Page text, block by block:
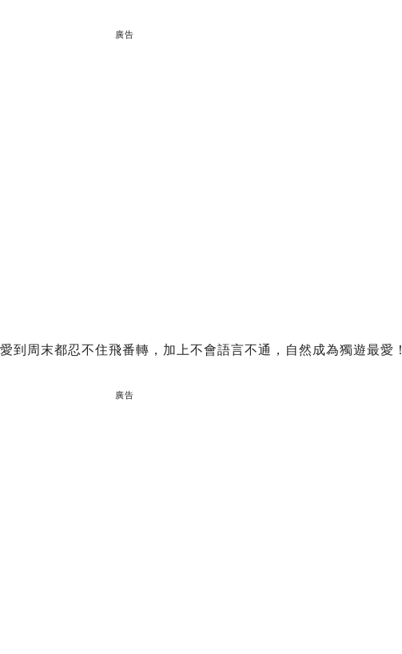
廣告
到周末都忍不住飛番轉，加上不會語言不通，自然成為獨遊最愛！
廣告